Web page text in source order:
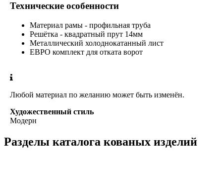
Технические особенности
Материал рамы - профильная труба
Решётка - квадратный прут 14мм
Металлический холоднокатанный лист
ЕВРО комплект для отката ворот
Любой материал по желанию может быть изменён.
Художественный стиль
Модерн
Разделы каталога кованых изделий